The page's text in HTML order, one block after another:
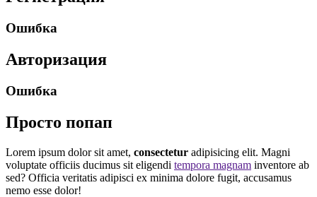
Ошибка
Авторизация
Ошибка
Просто попап
Lorem ipsum dolor sit amet, consectetur adipisicing elit. Magni
voluptate officiis ducimus sit eligendi tempora magnam inventore ab
sed? Officia veritatis adipisci ex minima dolore fugit, accusamus
nemo esse dolor!